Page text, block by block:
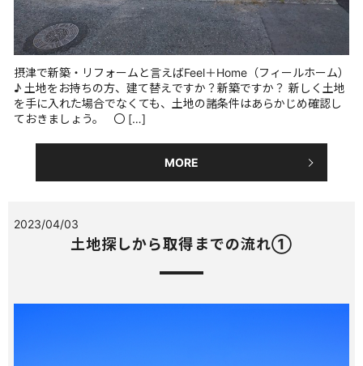
摂津で新築・リフォームと言えばFeel＋Home（フィールホーム）
♪ 土地をお持ちの方、建て替えですか？新築ですか？ 新しく土地
を手に入れた場合でなくても、土地の諸条件はあらかじめ確認し
ておきましょう。 〇 […]
MORE
2023/04/03
土地探しから取得までの流れ①